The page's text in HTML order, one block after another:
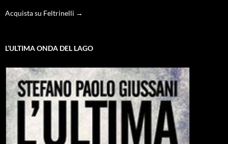
Acquista su Feltrinelli →
L’ULTIMA ONDA DEL LAGO